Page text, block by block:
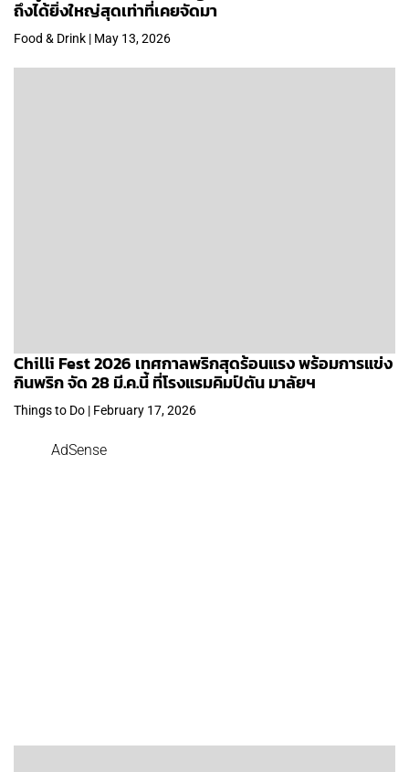
ถึงได้ยิ่งใหญ่สุดเท่าที่เคยจัดมา
Food & Drink | May 13, 2026
Chilli Fest 2026 เทศกาลพริกสุดร้อนแรง พร้อมการแข่ง
กินพริก จัด 28 มี.ค.นี้ ที่โรงแรมคิมป์ตัน มาลัยฯ
Things to Do | February 17, 2026
AdSense